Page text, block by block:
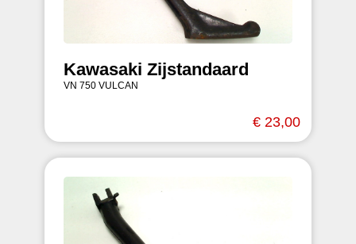
Kawasaki Zijstandaard
VN 750 VULCAN
€ 23,00